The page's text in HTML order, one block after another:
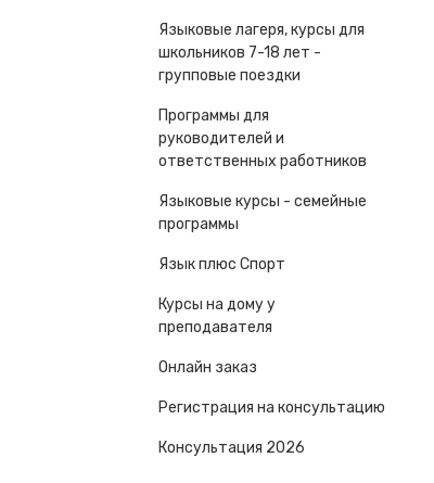
Языковые лагеря, курсы для
школьников 7-18 лет -
групповые поездки
Программы для
руководителей и
ответственных работников
Языковые курсы - семейные
программы
Язык плюс Спорт
Курсы на дому у
преподавателя
Онлайн заказ
Регистрация на консультацию
Консультация 2026